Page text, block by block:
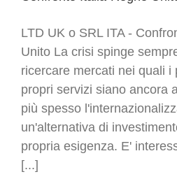
LTD UK o SRL ITA -
Unito La crisi spinge
ricercare mercati nei quali i
propri servizi siano ancora
più spesso
un'alternativa di
propria esigenza. E'
[...]